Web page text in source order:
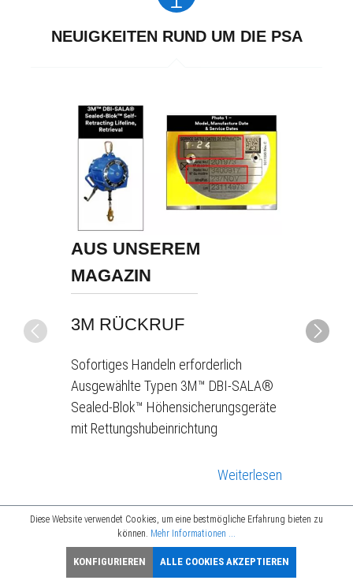
NEUIGKEITEN RUND UM DIE PSA
AUS UNSEREM
MAGAZIN
3M RÜCKRUF
Sofortiges Handeln erforderlich
Ausgewählte Typen 3M™ DBI-SALA®
Sealed-Blok™ Höhensicherungsgeräte
mit Rettungshubeinrichtung
Weiterlesen
3
RÜCKRUFAKTI
3M
großen
bis zu
sicher
Diese Website verwendet Cookies, um eine bestmögliche Erfahrung bieten zu
können. Mehr Informationen ...
KONFIGURIEREN ALLE COOKIES AKZEPTIEREN